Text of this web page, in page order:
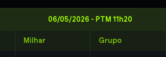
06/05/2026 - PTM 11h20
Milhar Grupo